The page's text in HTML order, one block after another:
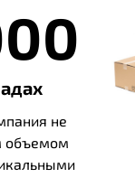
не
объемом